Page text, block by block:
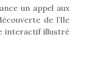
un appel aux
de l’Ile
interactif illustré